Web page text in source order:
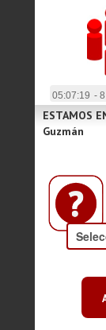
05:07:19 -
ESTAMOS
Guzmán